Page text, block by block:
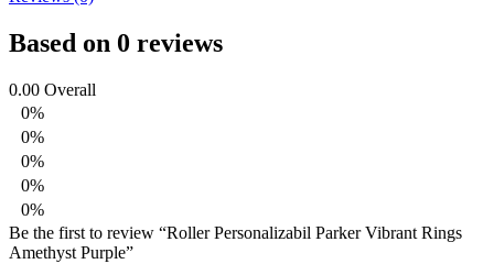
Based on 0 reviews
0.00 Overall
0%
0%
0%
0%
0%
Be the first to review “Roller Personalizabil Parker Vibrant Rings
Amethyst Purple”